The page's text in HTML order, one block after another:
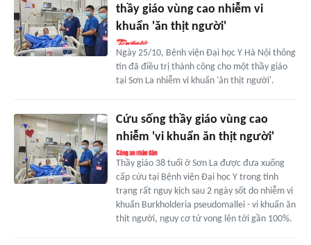
thầy giáo vùng cao nhiễm vi
khuẩn 'ăn thịt người'
Ngày 25/10, Bệnh viện Đại học Y Hà Nội thông
tin đã điều trị thành công cho một thầy giáo
tại Sơn La nhiễm vi khuẩn 'ăn thịt người'.
Cứu sống thầy giáo vùng cao
nhiễm 'vi khuẩn ăn thịt người'
Thầy giáo 38 tuổi ở Sơn La được đưa xuống
cấp cứu tại Bệnh viện Đại học Y trong tình
trạng rất nguy kịch sau 2 ngày sốt do nhiễm vi
khuẩn Burkholderia pseudomallei - vi khuẩn ăn
thịt người, nguy cơ tử vong lên tới gần 100%.